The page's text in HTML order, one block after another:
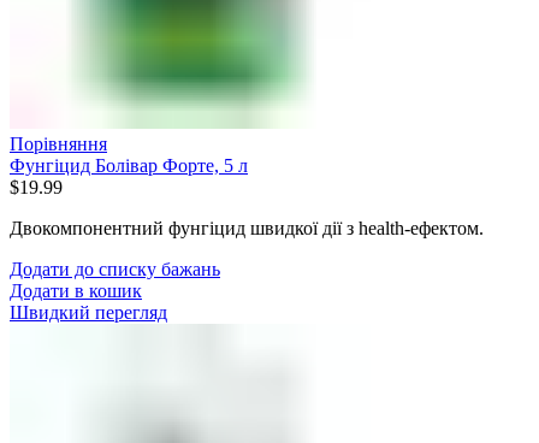
Порівняння
Фунгіцид Болівар Форте, 5 л
$19.99
Двокомпонентний фунгіцид швидкої дії з health-ефектом.
Додати до списку бажань
Додати в кошик
Швидкий перегляд